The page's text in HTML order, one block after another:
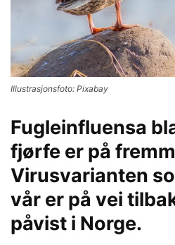
Illustrasjonsfoto: Pixabay
Fugleinfluensa
fjørfe er på
Virusvarianten
vår er på vei
påvist i Norge.